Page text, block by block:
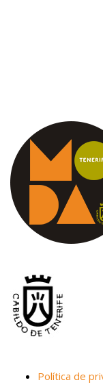
Política de